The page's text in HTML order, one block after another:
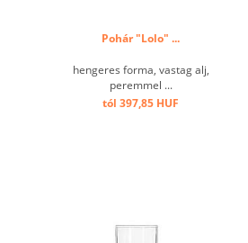
Pohár "Lolo" ...
hengeres forma, vastag alj,
peremmel ...
tól 397,85 HUF